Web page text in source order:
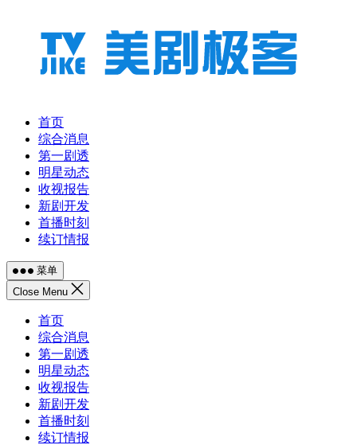
首页
综合消息
第一剧透
明星动态
收视报告
新剧开发
首播时刻
续订情报
菜单
Close Menu
首页
综合消息
第一剧透
明星动态
收视报告
新剧开发
首播时刻
续订情报